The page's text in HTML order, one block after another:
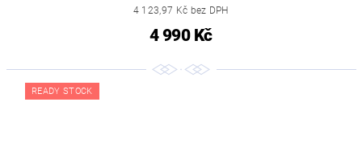
4 123,97 Kč bez DPH
4 990 Kč
READY STOCK